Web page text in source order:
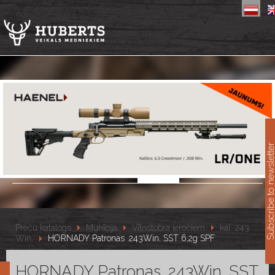
Preču katalogs Munīcija Vītņstobra ieročiem
kal. 243
Win.
HORNADY Patronas .243Win. SST 6,2g SPF
HORNADY Patronas .243Win. SST
Subscribe